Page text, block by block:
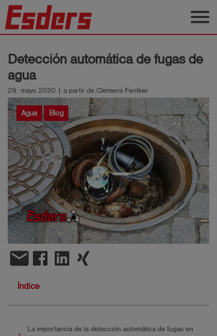
Blog
Aplicaciones
Soporte
Empresa
Contacto
Español
account_circle Iniciar
sesión
shieldRegistro
menu
Detección automática de fugas de
agua
29. mayo 2020 | a partir de Clemens Fentker
Agua Blog
email
Índice
La importancia de la detección automática de fugas en